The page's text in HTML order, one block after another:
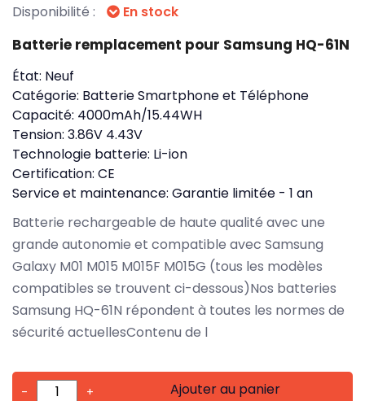
Disponibilité : En stock
Batterie remplacement pour Samsung HQ-61N
État: Neuf
Catégorie: Batterie Smartphone et Téléphone
Capacité: 4000mAh/15.44WH
Tension: 3.86V 4.43V
Technologie batterie: Li-ion
Certification: CE
Service et maintenance: Garantie limitée - 1 an
Batterie rechargeable de haute qualité avec une
grande autonomie et compatible avec Samsung
Galaxy M01 M015 M015F M015G (tous les modèles
compatibles se trouvent ci-dessous)Nos batteries
Samsung HQ-61N répondent à toutes les normes de
sécurité actuellesContenu de l
- + Ajouter au panier